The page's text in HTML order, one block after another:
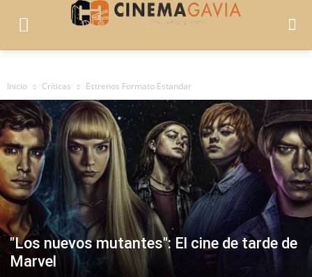
Inicio Críticas Estrenos Formato Estandar
"Los nuevos mutantes": El cine de tarde de
Marvel